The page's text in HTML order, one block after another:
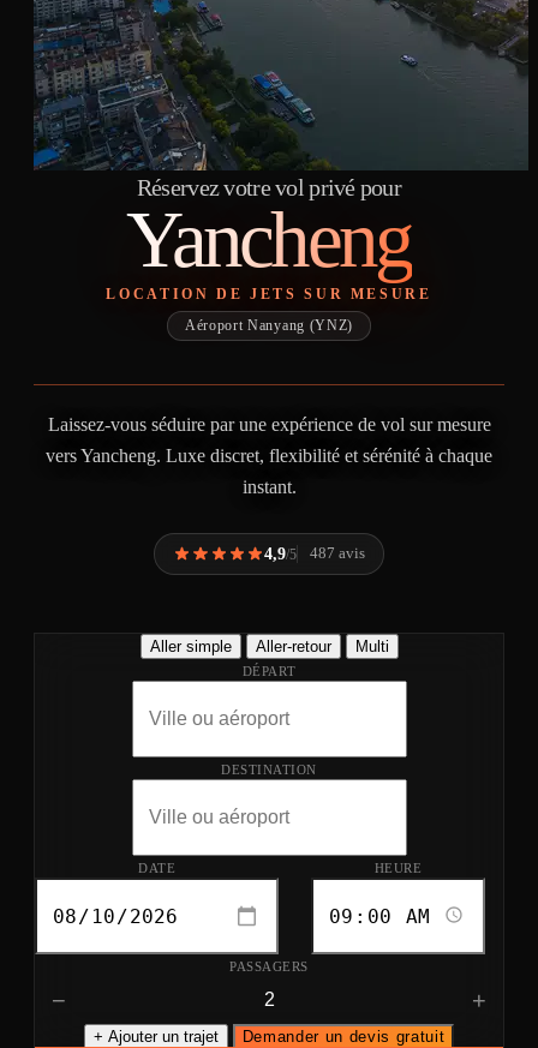
Réservez votre vol privé pour
Yancheng
LOCATION DE JETS SUR MESURE
Aéroport Nanyang (YNZ)
Laissez-vous séduire par une expérience de vol sur mesure
vers Yancheng. Luxe discret, flexibilité et sérénité à chaque
instant.
4,9/5 487 avis
Aller simple Aller-retour Multi
DÉPART
DESTINATION
DATE HEURE
PASSAGERS
− +
+ Ajouter un trajet Demander un devis gratuit